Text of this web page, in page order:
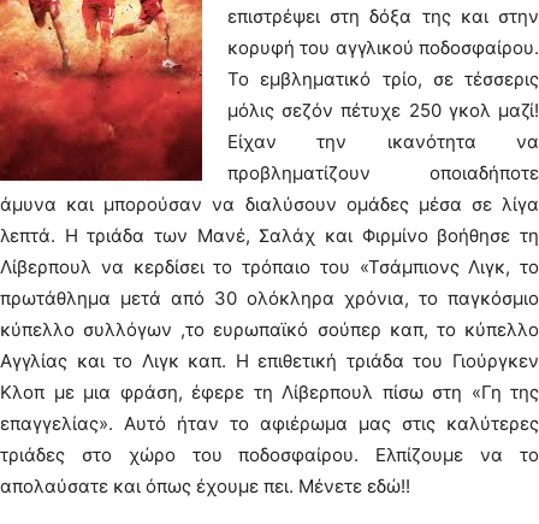
επιστρέψει στη δόξα της και στην
κορυφή του αγγλικού ποδοσφαίρου.
Το εμβληματικό τρίο, σε τέσσερις
μόλις σεζόν πέτυχε 250 γκολ μαζί!
Είχαν την ικανότητα να
προβληματίζουν οποιαδήποτε
άμυνα και μπορούσαν να διαλύσουν ομάδες μέσα σε λίγα
λεπτά. Η τριάδα των Μανέ, Σαλάχ και Φιρμίνο βοήθησε τη
Λίβερπουλ να κερδίσει το τρόπαιο του «Τσάμπιονς Λιγκ, το
πρωτάθλημα μετά από 30 ολόκληρα χρόνια, το παγκόσμιο
κύπελλο συλλόγων ,το ευρωπαϊκό σούπερ καπ, το κύπελλο
Αγγλίας και το Λιγκ καπ. Η επιθετική τριάδα του Γιούργκεν
Κλοπ με μια φράση, έφερε τη Λίβερπουλ πίσω στη «Γη της
επαγγελίας». Αυτό ήταν το αφιέρωμα μας στις καλύτερες
τριάδες στο χώρο του ποδοσφαίρου. Ελπίζουμε να το
απολαύσατε και όπως έχουμε πει. Μένετε εδώ!!